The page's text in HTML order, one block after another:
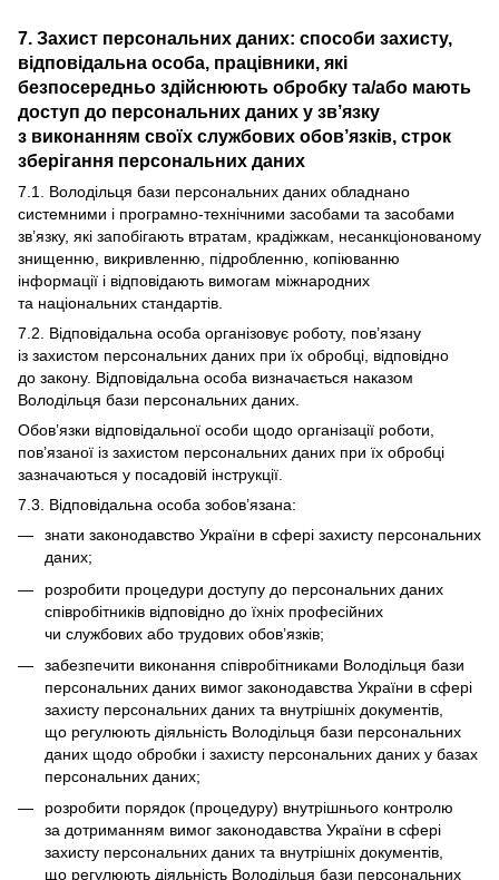
7. Захист персональних даних: способи захисту,
відповідальна особа, працівники, які
безпосередньо здійснюють обробку та/або мають
доступ до персональних даних у зв’язку
з виконанням своїх службових обов’язків, строк
зберігання персональних даних
7.1. Володільця бази персональних даних обладнано
системними і програмно-технічними засобами та засобами
зв’язку, які запобігають втратам, крадіжкам, несанкціонованому
знищенню, викривленню, підробленню, копіюванню
інформації і відповідають вимогам міжнародних
та національних стандартів.
7.2. Відповідальна особа організовує роботу, пов’язану
із захистом персональних даних при їх обробці, відповідно
до закону. Відповідальна особа визначається наказом
Володільця бази персональних даних.
Обов’язки відповідальної особи щодо організації роботи,
пов’язаної із захистом персональних даних при їх обробці
зазначаються у посадовій інструкції.
7.3. Відповідальна особа зобов’язана:
знати законодавство України в сфері захисту персональних
даних;
розробити процедури доступу до персональних даних
співробітників відповідно до їхніх професійних
чи службових або трудових обов’язків;
забезпечити виконання співробітниками Володільця бази
персональних даних вимог законодавства України в сфері
захисту персональних даних та внутрішніх документів,
що регулюють діяльність Володільця бази персональних
даних щодо обробки і захисту персональних даних у базах
персональних даних;
розробити порядок (процедуру) внутрішнього контролю
за дотриманням вимог законодавства України в сфері
захисту персональних даних та внутрішніх документів,
що регулюють діяльність Володільця бази персональних